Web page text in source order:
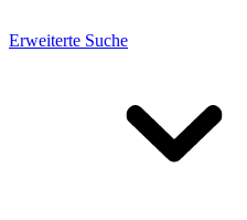
Erweiterte Suche